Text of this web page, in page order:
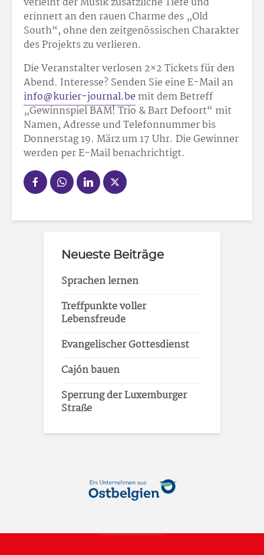
erinnert an den rauen Charme des „Old
South“, ohne den zeitgenössischen Charakter
des Projekts zu verlieren.
Die Veranstalter verlosen 2×2 Tickets für den
Abend. Interesse? Senden Sie eine E-Mail an
info@kurier-journal.bemit dem Betreff
„Gewinnspiel BAM! Trio & Bart Defoort“ mit
Namen, Adresse und Telefonnummer bis
Donnerstag 19. März um 17 Uhr. Die Gewinner
werden per E-Mail benachrichtigt.
Neueste Beiträge
Sprachen lernen
Treffpunkte voller
Lebensfreude
Evangelischer Gottesdienst
Cajón bauen
Sperrung der Luxemburger
Straße